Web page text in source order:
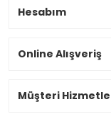
Hesabım
Online Alışveriş
Müşteri